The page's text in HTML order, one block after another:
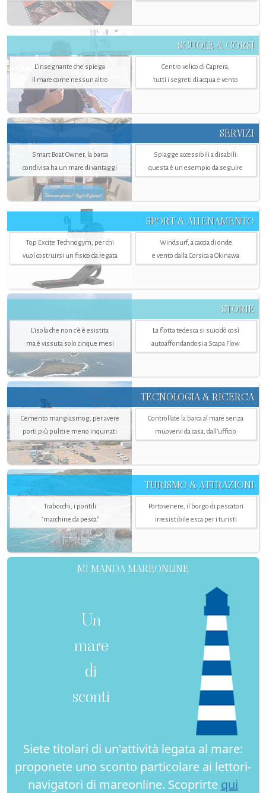
SCUOLE & CORSI
L'insegnante che spiega
il mare come nessun altro
Centro velico di Caprera,
tutti i segreti di acqua e vento
SERVIZI
Smart Boat Owner, la barca
condivisa ha un mare di vantaggi
Spiagge accessibili a disabili:
questa è un esempio da seguire
SPORT & ALLENAMENTO
Top Excite Technogym, per chi
vuol costruirsi un fisico da regata
Windsurf, a caccia di onde
e vento dalla Corsica a Okinawa
STORIE
L’isola che non c'è è esistita
ma è vissuta solo cinque mesi
La flotta tedesca si suicidò così
autoaffondandosi a Scapa Flow
TECNOLOGIA & RICERCA
Cemento mangiasmog, per avere
porti più puliti e meno inquinati
Controllate la barca al mare senza
muovervi da casa, dall’ufficio
TURISMO & ATTRAZIONI
Trabocchi, i pontili
"macchine da pesca"
Portovenere, il borgo di pescatori
irresistibile esca per i turisti
MI MANDA MAREONLINE
Un
mare
di
sconti
Siete titolari di un'attività legata al mare:
proponete uno sconto particolare ai lettori-
navigatori di mareonline. Scoprirte qui